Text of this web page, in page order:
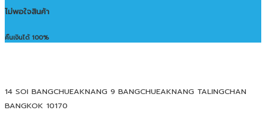
ไม่พอใจสินค้า
คืนเงินได้ 100%
14 SOI BANGCHUEAKNANG 9 BANGCHUEAKNANG TALINGCHAN
BANGKOK 10170